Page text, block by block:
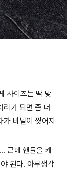
사이즈는 딱 맞
리가 되면 좀 더
비닐이 찢어지
근데 핸들을 캐
된다. 아무생각